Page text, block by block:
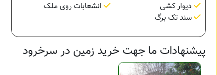
دیوار کشی
انشعابات روی ملک
سند تک برگ
پیشنهادات ما جهت خرید زمین در سرخرود